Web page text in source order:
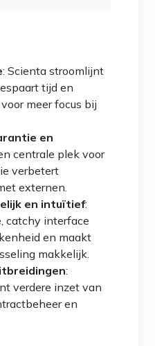
: Scienta stroomlijnt
tijd en
meer focus bij
en
centrale plek voor
verbetert
externen.
en intuïtief:
catchy interface
en maakt
makkelijk.
:
verdere inzet van
en